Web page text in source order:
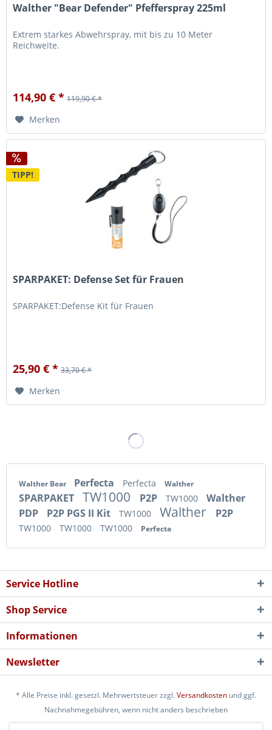
Walther "Bear Defender" Pfefferspray 225ml
Extrem starkes Abwehrspray, mit bis zu 10 Meter
Reichweite.
114,90 € * 119,90 € *
Merken
TIPP!
SPARPAKET: Defense Set für Frauen
SPARPAKET:Defense Kit für Frauen
25,90 € * 33,70 € *
Merken
Walther Bear Perfecta Perfecta Walther
SPARPAKET TW1000 P2P TW1000
Walther
PDP
P2P PGS II Kit TW1000 Walther P2P
TW1000 TW1000 TW1000 Perfecta
Service Hotline
Shop Service
Informationen
Newsletter
* Alle Preise inkl. gesetzl. Mehrwertsteuer zzgl.Versandkosten und ggf.
Nachnahmegebühren, wenn nicht anders beschrieben